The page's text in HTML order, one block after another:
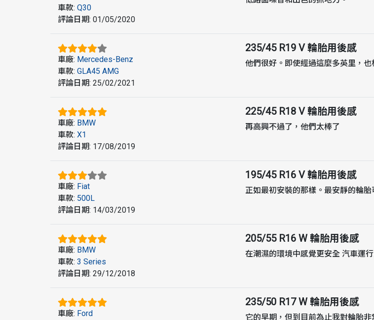
車款: Q30
評論日期: 01/05/2020
車廠: Mercedes-Benz
車款: GLA45 AMG
評論日期: 25/02/2021
235/45 R19 V 輪胎用後感
他們很好。即使經過這麼多英里，也
車廠: BMW
車款: X1
評論日期: 17/08/2019
225/45 R18 V 輪胎用後感
再高興不過了，他們太棒了
車廠: Fiat
車款: 500L
評論日期: 14/03/2019
195/45 R16 V 輪胎用後感
正如最初安裝的那樣。最安靜的輪胎
車廠: BMW
車款: 3 Series
評論日期: 29/12/2018
205/55 R16 W 輪胎用後感
在潮濕的環境中感覺更安全 汽車運
車廠: Ford
235/50 R17 W 輪胎用後感
它的早期，但到目前為止我對輪胎非